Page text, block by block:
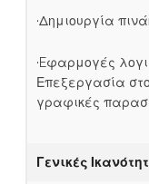
·Δημιουργία
·Eφαρμογές
Επεξεργασία
γραφικές
Γενικές